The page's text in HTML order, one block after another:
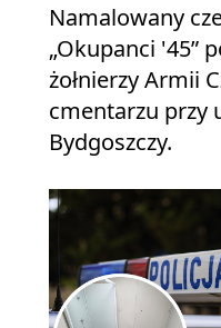
Namalowany
„Okupanci '45”
żołnierzy Armii
cmentarzu przy
Bydgoszczy.